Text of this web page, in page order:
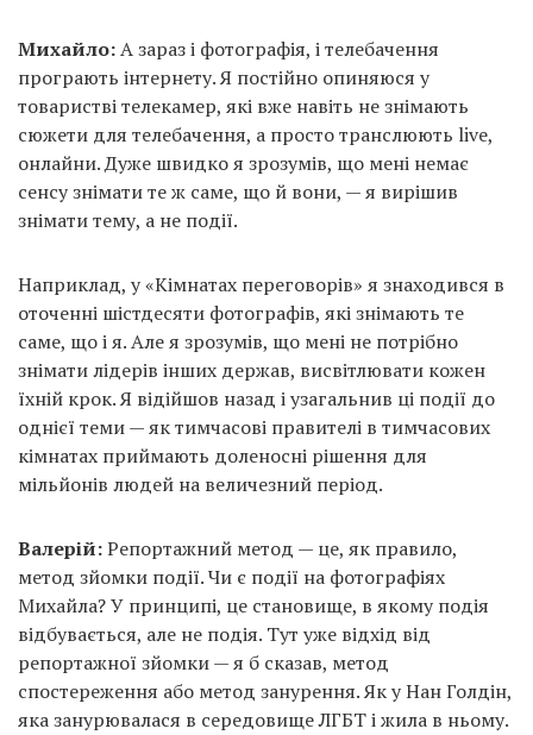
Михайло:А зараз і фотографія, і телебачення
програють інтернету. Я постійно опиняюся у
товаристві телекамер, які вже навіть не знімають
сюжети для телебачення, а просто транслюють live,
онлайни. Дуже швидко я зрозумів, що мені немає
сенсу знімати те ж саме, що й вони, — я вирішив
знімати тему, а не події.
Наприклад, у «Кімнатах переговорів» я знаходився в
оточенні шістдесяти фотографів, які знімають те
саме, що і я. Але я зрозумів, що мені не потрібно
знімати лідерів інших держав, висвітлювати кожен
їхній крок. Я відійшов назад і узагальнив ці події до
однієї теми — як тимчасові правителі в тимчасових
кімнатах приймають доленосні рішення для
мільйонів людей на величезний період.
Валерій:Репортажний метод — це, як правило,
метод зйомки події. Чи є події на фотографіях
Михайла? У принципі, це становище, в якому подія
відбувається, але не подія. Тут уже відхід від
репортажної зйомки — я б сказав, метод
спостереження або метод занурення. Як у Нан Голдін,
яка занурювалася в середовище ЛГБТ і жила в ньому.